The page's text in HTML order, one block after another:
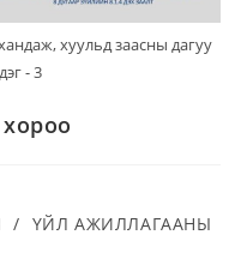
хуульд заасны дагуу
- 3
/ ҮЙЛ АЖИЛЛАГААНЫ